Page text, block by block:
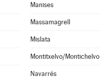
Manises
Massamagrell
Mislata
Montitxelvo/Montichelvo
Navarrés